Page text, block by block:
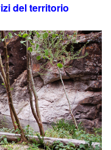
del territorio